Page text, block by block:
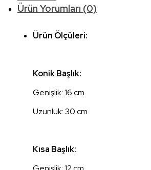
Ürün Yorumları (0)
Ürün Ölçüleri:
Konik Başlık:
Genişlik: 16 cm
Uzunluk: 30 cm
Kısa Başlık: